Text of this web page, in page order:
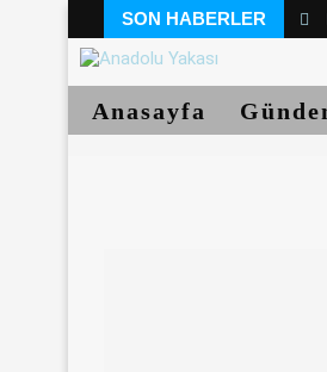
SON HABERLER
Anasayfa